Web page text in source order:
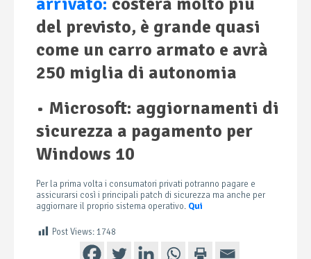
del previsto, è grande quasi
come un carro armato e avrà
250 miglia di autonomia
• Microsoft: aggiornamenti di
sicurezza a pagamento per
Windows 10
Per la prima volta i consumatori privati potranno pagare e
assicurarsi così i principali patch di sicurezza ma anche per
aggiornare il proprio sistema operativo. Qui
Post Views: 1748